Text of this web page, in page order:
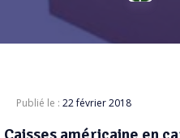
Publié le : 22 février 2018